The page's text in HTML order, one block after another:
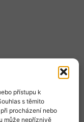
přístupu k
s těmito
procházení nebo
může nepříznivě